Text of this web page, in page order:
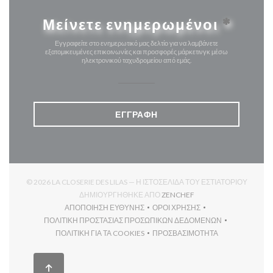
Μείνετε ενημερωμένοι *
Εγγραφείτε στο ενημερωτικό μας δελτίο για να λαμβάνετε
εξατομικευμένες επικοινωνίες και προσφορές μάρκετινγκ μέσω
ηλεκτρονικού ταχυδρομείου από εμάς.
ΕΓΓΡΑΦΉ
© 2026 LA CLOSERIE DES LILAS — Η ΙΣΤΟΣΕΛΊΔΑ ΤΟΥ ΕΣΤΙΑΤΟΡΊΟΥ
ΔΗΜΙΟΥΡΓΉΘΗΚΕ ΑΠΌZENCHEF((ΑΝΟΊΓΕΙ ΣΕ ΝΈΟ
ΑΠΟΠΟΊΗΣΗ ΕΥΘΎΝΗΣ
((ΑΝΟΊΓΕΙ ΣΕ ΝΈΟ ΠΑΡΆΘΥΡΟ))
ΌΡΟΙ ΧΡΉΣΗΣ
((ΑΝΟΊΓΕΙ ΣΕ ΝΈΟ
ΠΟΛΙΤΙΚΉ ΠΡΟΣΤΑΣΊΑΣ ΠΡΟΣΩΠΙΚΏΝ ΔΕΔΟΜΈΝΩΝ
((ΑΝΟΊΓΕΙ ΣΕ ΝΈΟ ΠΑΡΆΘΥΡΟ))
ΠΟΛΙΤΙΚΉ ΓΙΑ ΤΑ COOKIES
((ΑΝΟΊΓΕΙ ΣΕ ΝΈΟ ΠΑΡΆΘΥΡΟ))
ΠΡΟΣΒΑΣΙΜΌΤΗΤΑ
((ΑΝΟΊΓΕΙ ΣΕ ΝΈΟ